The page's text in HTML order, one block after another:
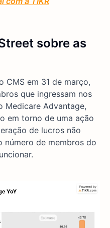
sobre as
CMS em 31 de março,
que ingressam nos
Medicare Advantage,
em torno de uma ação
de lucros não
número de membros do